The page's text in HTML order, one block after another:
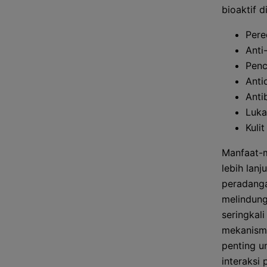
bioaktif
Manfaat-
lebih
penting
interaksi